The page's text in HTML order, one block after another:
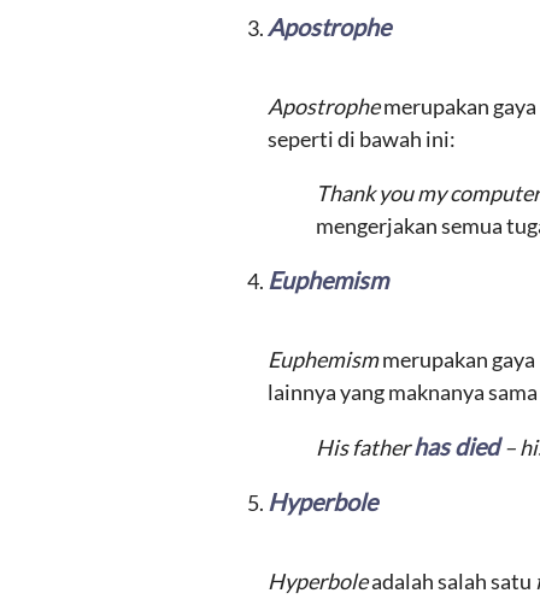
Apostrophe
Apostrophemerupakan
seperti di bawah ini:
Thank you my
mengerjakan semua
Euphemism
Euphemismmerupakan gaya
lainnya yang maknanya
His fatherhas died–
Hyperbole
Hyperboleadalah salah satu